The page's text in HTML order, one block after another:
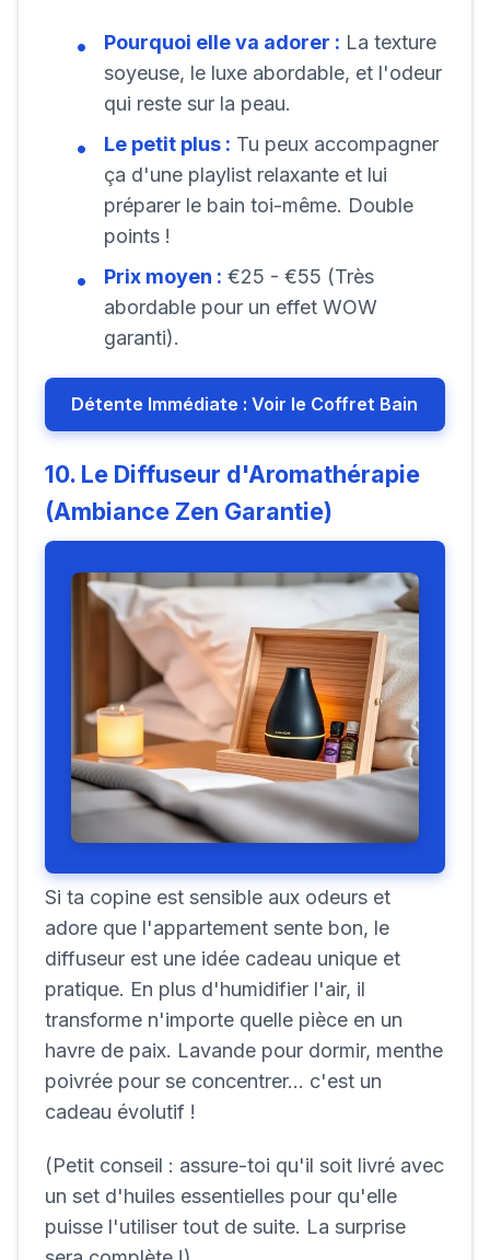
Pourquoi elle va adorer : La texture
soyeuse, le luxe abordable, et l'odeur
qui reste sur la peau.
Le petit plus : Tu peux accompagner
ça d'une playlist relaxante et lui
préparer le bain toi-même. Double
points !
Prix moyen : €25 - €55 (Très
abordable pour un effet WOW
garanti).
Détente Immédiate : Voir le Coffret Bain
10. Le Diffuseur d'Aromathérapie
(Ambiance Zen Garantie)
Si ta copine est sensible aux odeurs et
adore que l'appartement sente bon, le
diffuseur est une idée cadeau unique et
pratique. En plus d'humidifier l'air, il
transforme n'importe quelle pièce en un
havre de paix. Lavande pour dormir, menthe
poivrée pour se concentrer... c'est un
cadeau évolutif !
(Petit conseil : assure-toi qu'il soit livré avec
un set d'huiles essentielles pour qu'elle
puisse l'utiliser tout de suite. La surprise